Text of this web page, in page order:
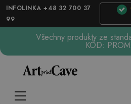
INFOLINKA +48 32 700 37
99
Všechny produkty ze
KÓD: